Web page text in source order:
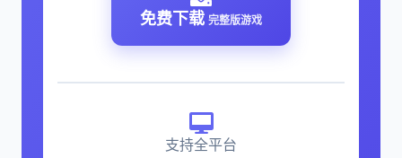
免费下载 完整版游戏
支持全平台